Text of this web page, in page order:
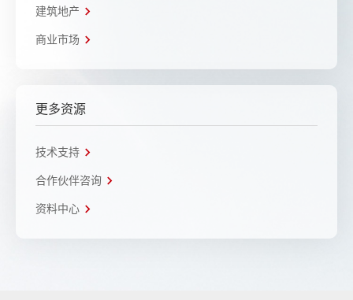
建筑地产
商业市场
更多资源
技术支持
合作伙伴咨询
资料中心